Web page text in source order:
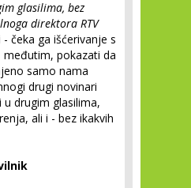
glasilima, bez
direktora RTV
- čeka ga išćerivanje s
međutim, pokazati da
samo nama
drugi novinari
u drugim glasilima,
ali i - bez ikakvih